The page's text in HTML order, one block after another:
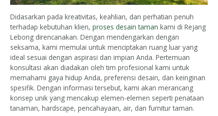
Didasarkan pada kreativitas, keahlian, dan perhatian penuh
terhadap kebutuhan klien,proses desain taman kami di Rejang
Lebong direncanakan. Dengan mendengarkan dengan
seksama, kami memulai untuk menciptakan ruang luar yang
ideal sesuai dengan aspirasi dan impian Anda. Pertemuan
konsultasi akan diadakan oleh tim profesional kami untuk
memahami gaya hidup Anda, preferensi desain, dan keinginan
spesifik. Dengan informasi tersebut, kami akan merancang
konsep unik yang mencakup elemen-elemen seperti penataan
tanaman, hardscape, pencahayaan, air, dan furnitur taman.